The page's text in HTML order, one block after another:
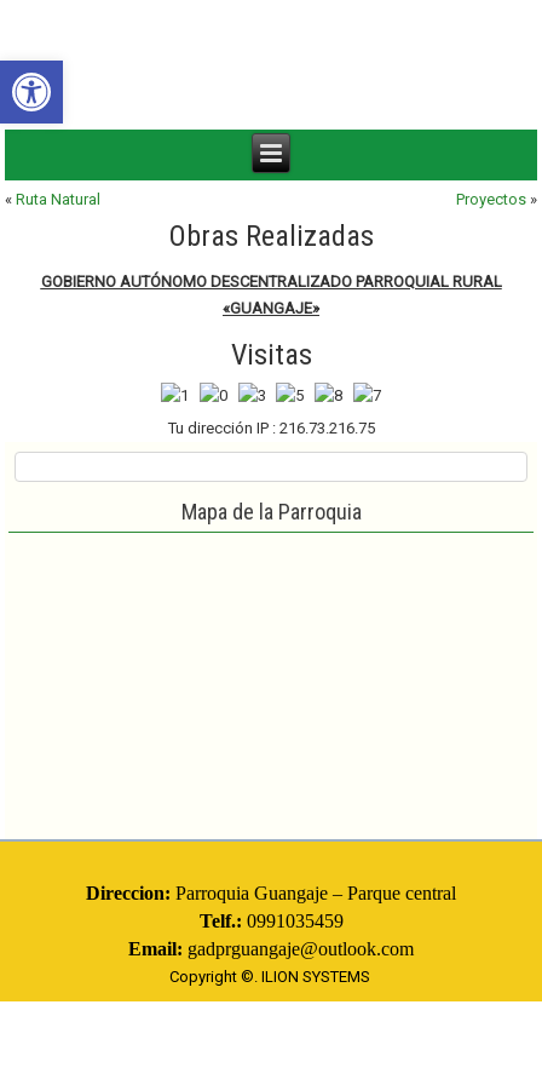
«Ruta Natural Proyectos»
Obras Realizadas
GOBIERNO AUTÓNOMO DESCENTRALIZADO PARROQUIAL RURAL
«GUANGAJE»
Visitas
Tu dirección IP : 216.73.216.75
Mapa de la Parroquia
Direccion: Parroquia Guangaje – Parque central
Telf.: 0991035459
Email: gadprguangaje@outlook.com
Copyright ©. ILION SYSTEMS
Abrir barra de herramientas